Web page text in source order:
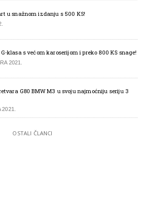
u snažnom izdanju s 500 KS!
klasa s većom karoserijom i preko 800 KS snage!
2021.
G80 BMW M3 u svoju najmoćniju seriju 3
OSTALI ČLANCI